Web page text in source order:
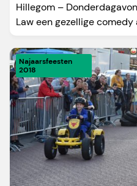
Hillegom –
Law een gezellige comedy
Najaarsfeesten
2018